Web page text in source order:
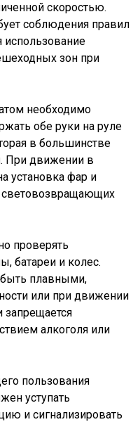
скоростью.
соблюдения правил
зон при
необходимо
обе руки на руле
в большинстве
При движении в
установка фар и
световозвращающих
проверять
батареи и колес.
плавными,
или при движении
запрещается
алкоголя или
пользования
уступать
и сигнализировать